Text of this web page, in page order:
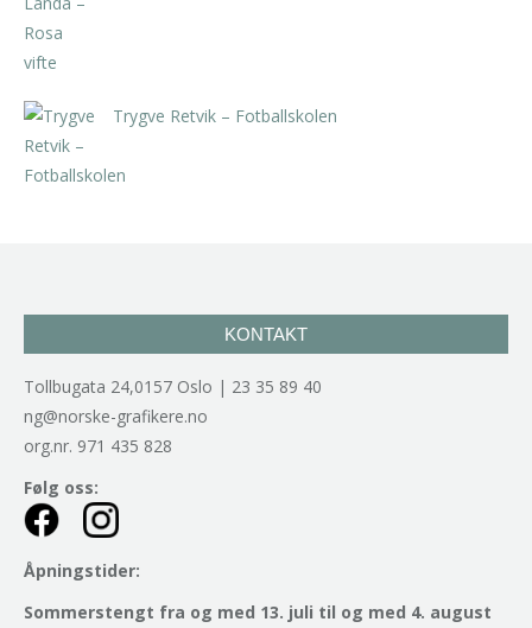
Trygve Retvik – Fotballskolen
KONTAKT
Tollbugata 24,0157 Oslo | 23 35 89 40
ng@norske-grafikere.no
org.nr. 971 435 828
Følg oss:
Åpningstider:
Sommerstengt fra og med 13. juli til og med 4. august